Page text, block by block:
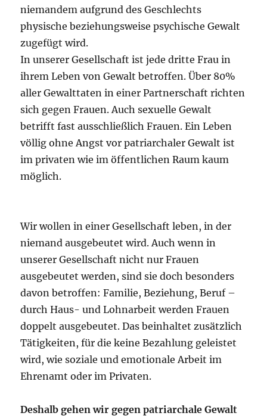
niemandem aufgrund des Geschlechts
physische beziehungsweise psychische Gewalt
zugefügt wird.
In unserer Gesellschaft ist jede dritte Frau in
ihrem Leben von Gewalt betroffen. Über 80%
aller Gewalttaten in einer Partnerschaft richten
sich gegen Frauen. Auch sexuelle Gewalt
betrifft fast ausschließlich Frauen. Ein Leben
völlig ohne Angst vor patriarchaler Gewalt ist
im privaten wie im öffentlichen Raum kaum
möglich.
Wir wollen in einer Gesellschaft leben, in der
niemand ausgebeutet wird. Auch wenn in
unserer Gesellschaft nicht nur Frauen
ausgebeutet werden, sind sie doch besonders
davon betroffen: Familie, Beziehung, Beruf –
durch Haus- und Lohnarbeit werden Frauen
doppelt ausgebeutet. Das beinhaltet zusätzlich
Tätigkeiten, für die keine Bezahlung geleistet
wird, wie soziale und emotionale Arbeit im
Ehrenamt oder im Privaten.
Deshalb gehen wir gegen patriarchale Gewalt